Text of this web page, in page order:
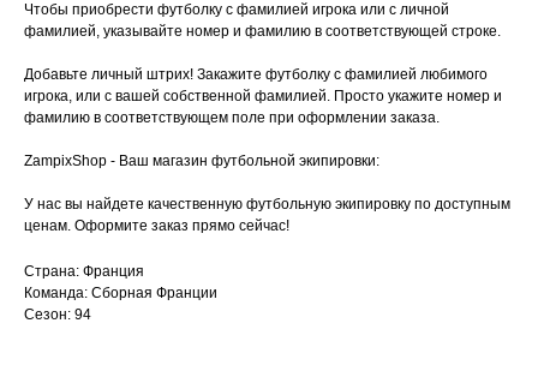
Чтобы приобрести футболку с фамилией игрока или с личной
фамилией, указывайте номер и фамилию в соответствующей строке.
Добавьте личный штрих! Закажите футболку с фамилией любимого
игрока, или с вашей собственной фамилией. Просто укажите номер и
фамилию в соответствующем поле при оформлении заказа.
ZampixShop - Ваш магазин футбольной экипировки:
У нас вы найдете качественную футбольную экипировку по доступным
ценам. Оформите заказ прямо сейчас!
Страна: Франция
Команда: Сборная Франции
Сезон: 94